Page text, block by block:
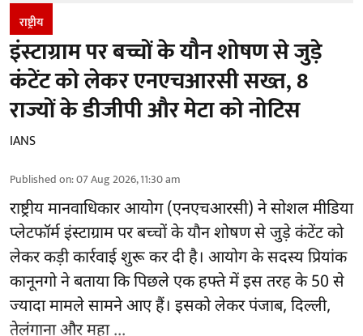
राष्ट्रीय
इंस्टाग्राम पर बच्चों के यौन शोषण से जुड़े
कंटेंट को लेकर एनएचआरसी सख्त, 8
राज्यों के डीजीपी और मेटा को नोटिस
IANS
Published on:07 Aug 2026, 11:30 am
राष्ट्रीय मानवाधिकार आयोग(एनएचआरसी) ने सोशल मीडिया
प्लेटफॉर्म इंस्टाग्राम पर बच्चों के यौन शोषण से जुड़े कंटेंट को
लेकर कड़ी कार्रवाई शुरू कर दी है। आयोग के सदस्य प्रियांक
कानूनगो ने बताया कि पिछले एक हफ्ते में इस तरह के 50 से
ज्यादा मामले सामने आए हैं। इसको लेकर पंजाब, दिल्ली,
तेलंगाना और महा ...